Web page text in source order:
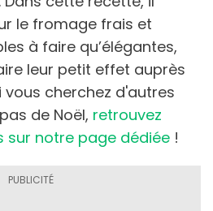
le fromage frais et
à faire qu’élégantes,
leur petit effet auprès
vous cherchez d'autres
de Noël, retrouvez
sur notre page dédiée !